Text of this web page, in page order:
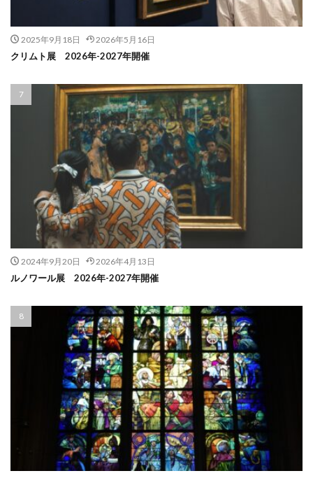
2025年9月18日 2026年5月16日
クリムト展 2026年-2027年開催
2024年9月20日 2026年4月13日
ルノワール展 2026年-2027年開催